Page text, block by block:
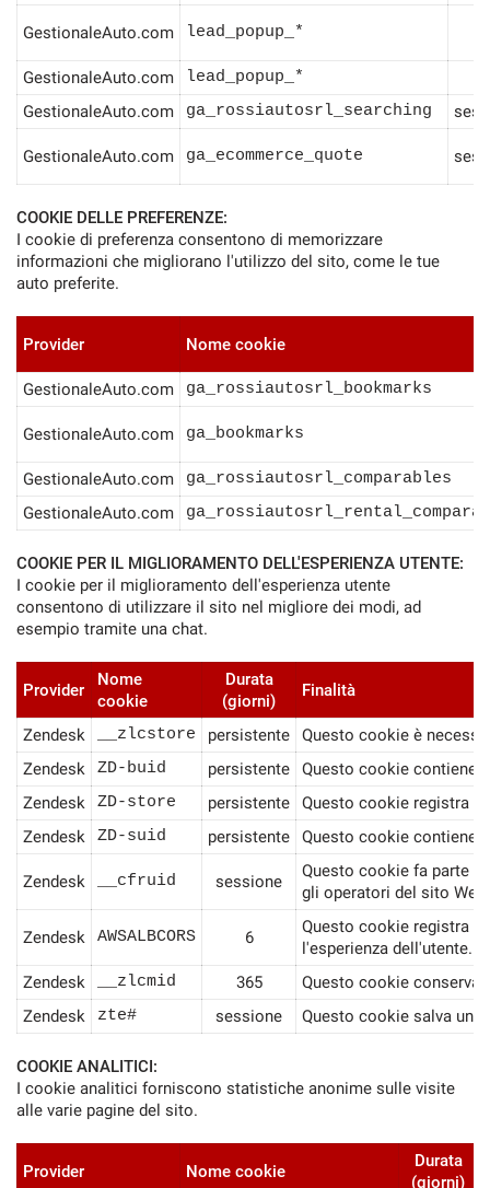
GestionaleAuto.com lead_popup_*
GestionaleAuto.com lead_popup_*
GestionaleAuto.com
ga_rossiautosrl_searching
GestionaleAuto.com ga_ecommerce_quote
COOKIE DELLE PREFERENZE:
I cookie di preferenza consentono di memorizzare
informazioni che migliorano l'utilizzo del sito, come le tue
auto preferite.
Provider Nome cookie
GestionaleAuto.com ga_rossiautosrl_bookmarks
GestionaleAuto.com ga_bookmarks
GestionaleAuto.com ga_rossiautosrl_comparables
GestionaleAuto.com
COOKIE PER IL MIGLIORAMENTO DELL'ESPERIENZA UTENTE:
I cookie per il miglioramento dell'esperienza utente
consentono di utilizzare il sito nel migliore dei modi, ad
esempio tramite una chat.
Provider
Nome
cookie
Durata
(giorni)
Finalità
Zendesk __zlcstore persistente
Questo cookie è
Zendesk
ZD-buid persistente
Questo cookie contiene
Zendesk
ZD-store persistente
Questo cookie registra
Zendesk
ZD-suid persistente Questo cookie contiene
Zendesk __cfruid sessione
Questo cookie fa parte
gli operatori del sito Web.
Zendesk AWSALBCORS 6
Questo cookie registra
l'esperienza dell'utente.
Zendesk
__zlcmid 365
Questo cookie conserva
Zendesk
zte# sessione Questo cookie salva un
COOKIE ANALITICI:
I cookie analitici forniscono statistiche anonime sulle visite
alle varie pagine del sito.
Provider Nome cookie
Durata
(giorni)
Cookie analitici
Cookie di marketing
Leggi
la
Salva
le
impostazioni